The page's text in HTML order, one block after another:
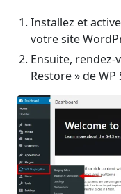
Installez et
votre site
Ensuite, rendez-
Restore » de